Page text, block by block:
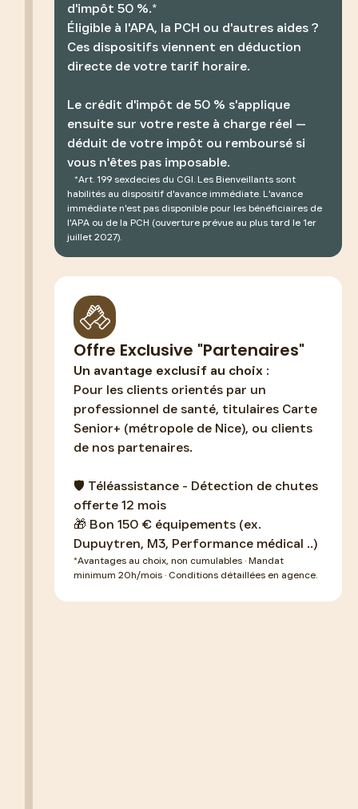
d'impôt 50 %.*
Éligible à l'APA, la PCH ou d'autres aides ?
Ces dispositifs viennent en déduction
directe de votre tarif horaire.
Le crédit d'impôt de 50 % s'applique
ensuite sur votre reste à charge réel —
déduit de votre impôt ou remboursé si
vous n'êtes pas imposable.
⠀*Art. 199 sexdecies du CGI. Les Bienveillants sont
habilités au dispositif d'avance immédiate. L'avance
immédiate n'est pas disponible pour les bénéficiaires de
l'APA ou de la PCH (ouverture prévue au plus tard le 1er
juillet 2027).
Offre Exclusive "Partenaires"
Un avantage exclusif au choix :
Pour les clients orientés par un
professionnel de santé, titulaires Carte
Senior+ (métropole de Nice), ou clients
de nos partenaires.
🛡 Téléassistance - Détection de chutes
offerte 12 mois
🎁 Bon 150 € équipements (ex.
Dupuytren, M3, Performance médical ..)
*Avantages au choix, non cumulables · Mandat
minimum 20h/mois · Conditions détaillées en agence.